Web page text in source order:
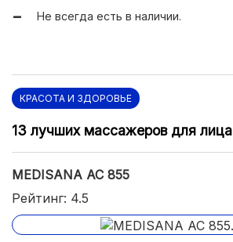
Не всегда есть в наличии.
КРАСОТА И ЗДОРОВЬЕ
13 лучших массажеров для лица
MEDISANA AC 855
Рейтинг: 4.5